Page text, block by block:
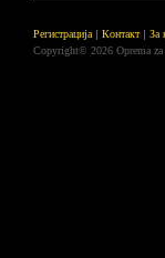
Регистрација Контакт
За
Copyright© 2026 Oprema